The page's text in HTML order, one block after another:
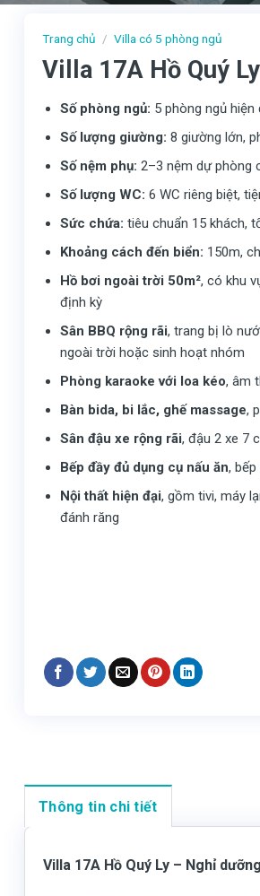
Trang chủ / Villa có 5 phòng ngủ
Villa 17A Hồ Quý Ly
Số phòng ngủ: 5 phòng ngủ
Số lượng giường: 8 giường lớn,
Số nệm phụ: 2–3 nệm dự phòng
Số lượng WC: 6 WC riêng biệt,
Sức chứa: tiêu chuẩn 15 khách,
Khoảng cách đến biển: 150m,
Hồ bơi ngoài trời 50m², có khu
định kỳ
Sân BBQ rộng rãi, trang bị lò
ngoài trời hoặc sinh hoạt nhóm
Phòng karaoke với loa kéo, âm
Bàn bida, bi lắc, ghế massage,
Sân đậu xe rộng rãi, đậu 2 xe 7
Bếp đầy đủ dụng cụ nấu ăn,
Nội thất hiện đại, gồm tivi, máy
đánh răng
Thông tin chi tiết
Villa 17A Hồ Quý Ly – Nghỉ